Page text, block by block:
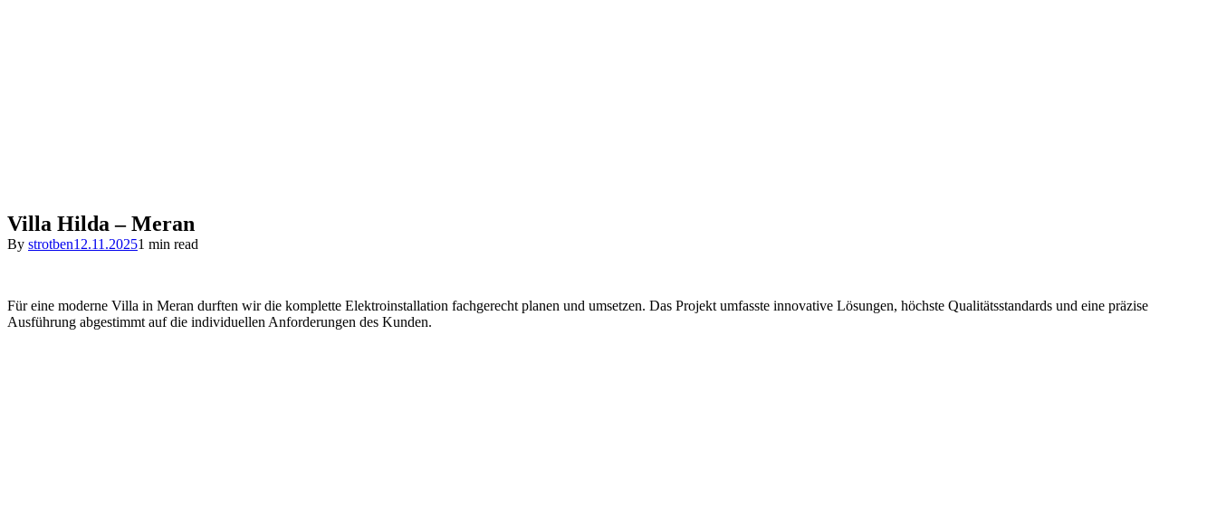
Villa Hilda – Meran
By strotben12.11.20251 min read
Für eine moderne Villa in Meran durften wir die komplette Elektroinstallation fachgerecht planen und umsetzen. Das Projekt umfasste innovative Lösungen, höchste Qualitätsstandards und eine präzise
Ausführung abgestimmt auf die individuellen Anforderungen des Kunden.